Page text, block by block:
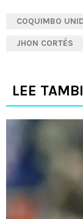
COQUIMBO
JHON CORTÉS
LEE